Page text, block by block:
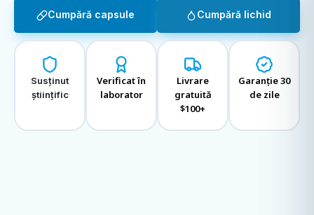
Cumpără capsule Cumpără lichid
Susținut
științific
Verificat în
laborator
Livrare
gratuită
$100+
Garanție 30
de zile